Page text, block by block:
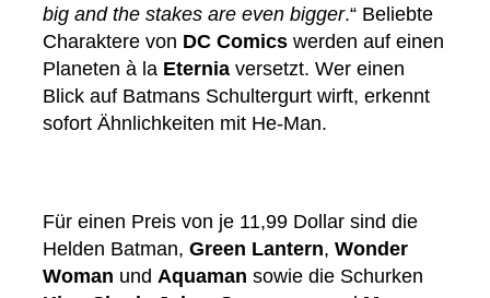
big and the stakes are even bigger.“ Beliebte
Charaktere von DC Comics werden auf einen
Planeten à la Eternia versetzt. Wer einen
Blick auf Batmans Schultergurt wirft, erkennt
sofort Ähnlichkeiten mit He-Man.
Für einen Preis von je 11,99 Dollar sind die
Helden Batman, Green Lantern, Wonder
Woman und Aquaman sowie die Schurken